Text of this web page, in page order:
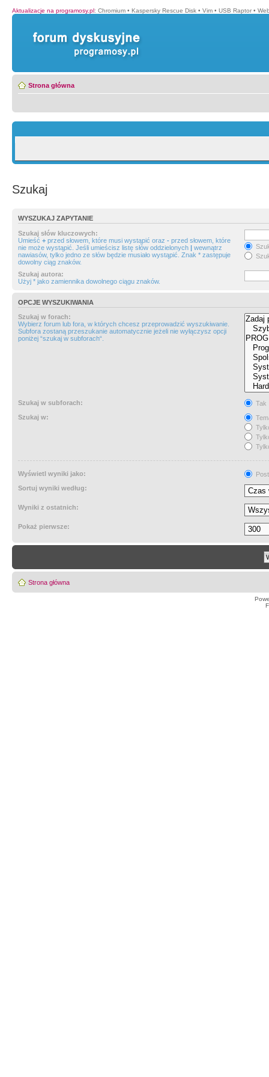
Aktualizacje na programosy.pl: Chromium • Kaspersky Rescue Disk • Vim • USB Raptor •
Strona główna
Szukaj
WYSZUKAJ ZAPYTANIE
Szukaj słów kluczowych:
Umieść + przed słowem, które musi wystąpić oraz - przed słowem, które
nie może wystąpić. Jeśli umieścisz listę słów oddzielonych | wewnątrz
nawiasów, tylko jedno ze słów będzie musiało wystąpić. Znak * zastępuje
dowolny ciąg znaków.
Szukaj autora:
Użyj * jako zamiennika dowolnego ciągu znaków.
OPCJE WYSZUKIWANIA
Szukaj w forach:
Wybierz forum lub fora, w których chcesz przeprowadzić wyszukiwanie.
Subfora zostaną przeszukanie automatycznie jeżeli nie wyłączysz opcji
poniżej “szukaj w subforach“.
Szukaj w subforach:
Tak
Szukaj w:
Wyświetl wyniki jako:
Sortuj wyniki według:
Wyniki z ostatnich:
Pokaż pierwsze:
Strona główna